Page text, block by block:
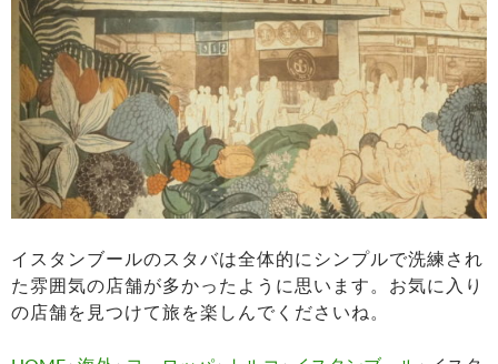
イスタンブールのスタバは全体的にシンプルで洗練され
た雰囲気の店舗が多かったように思います。お気に入り
の店舗を見つけて旅を楽しんでくださいね。